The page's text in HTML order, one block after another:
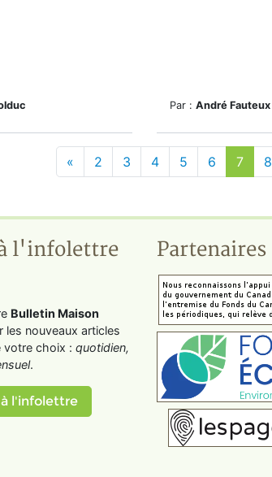
Par : André Fauteux
« 2 3 4 5 6 7 8
l'infolettre
Bulletin Maison
les nouveaux articles
votre choix : quotidien,
.
à l'infolettre
Partenaires